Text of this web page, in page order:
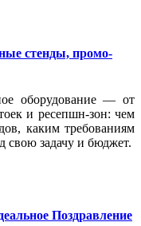
стенды, промо-
оборудование — от
и ресепшн-зон: чем
каким требованиям
свою задачу и бюджет.
Поздравление